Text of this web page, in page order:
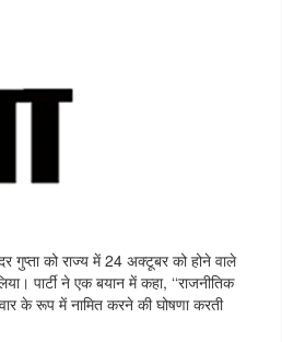
गुप्ता को राज्य में 24 अक्टूबर को होने वाले
पार्टी ने एक बयान में कहा, ‘‘राजनीतिक
के रूप में नामित करने की घोषणा करती